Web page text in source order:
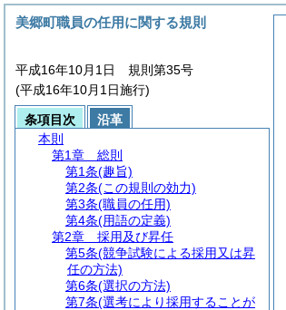
美郷町職員の任用に関する規則
平成16年10月1日 規則第35号
(平成16年10月1日施行)
条項目次
沿革
本則
第1章
総則
第1条(趣旨)
第2条(この規則の効力)
第3条(職員の任用)
第4条(用語の定義)
第2章
採用及び昇任
第5条(競争試験による採用又は昇
任の方法)
第6条(選択の方法)
第7条(選考により採用することが